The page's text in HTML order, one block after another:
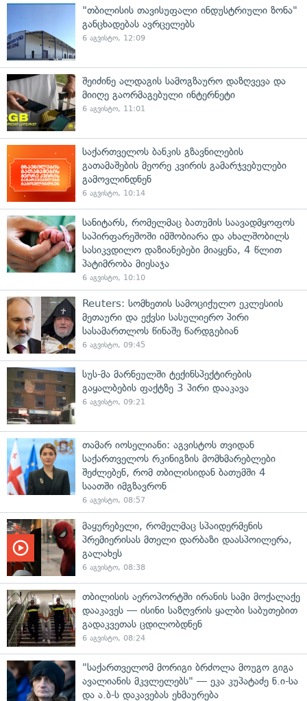
"თბილისის თავისუფალი ინდუსტრიული ზონა"
განცხადებას ავრცელებს
6 აგვისტო, 12:09
შეიძინე ალდაგის სამოგზაურო დაზღვევა და
მიიღე გაორმაგებული ინტერნეტი
6 აგვისტო, 11:01
საქართველოს ბანკის გზავნილების
გათამაშების მეორე კვირის გამარჯვებულები
გამოვლინდნენ
6 აგვისტო, 10:14
სანიტარს, რომელმაც ბათუმის საავადმყოფოს
საპირფარეშოში იმშობიარა და ახალშობილს
სასიკვდილო დაზიანებები მიაყენა, 4 წლით
პატიმრობა მიესაჯა
6 აგვისტო, 10:10
Reuters: სომხეთის სამოციქულო ეკლესიის
მეთაური და ექვსი სასულიერო პირი
სასამართლოს წინაშე წარდგებიან
6 აგვისტო, 09:45
სუს-მა მარნეულში ტექინსპექტირების
გაყალბების ფაქტზე 3 პირი დააკავა
6 აგვისტო, 09:21
თამარ იოსელიანი: აგვისტოს თვიდან
საქართველოს რკინიგზის მომხმარებლები
შეძლებენ, რომ თბილისიდან ბათუმში 4
საათში იმგზავრონ
6 აგვისტო, 08:57
მაყურებელი, რომელმაც სპაიდერმენის
პრემიერისას მთელი დარბაზი დაასპოილერა,
გალახეს
6 აგვისტო, 08:38
თბილისის აეროპორტში ირანის სამი მოქალაქე
დააკავეს — ისინი საზღვრის ყალბი საბუთებით
გადაკვეთას ცდილობდნენ
6 აგვისტო, 08:24
"საქართველომ მორიგი ბრძოლა მოუგო გიგა
ავალიანის მკვლელებს" — ეკა კუპატაძე ნ.ი-სა
და ა.ბ-ს დაკავებას ეხმაურება